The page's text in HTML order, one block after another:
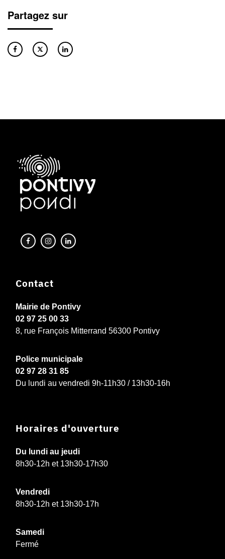
Partagez sur
Contact
Mairie de Pontivy
02 97 25 00 33
8, rue François Mitterrand 56300 Pontivy
Police municipale
02 97 28 31 85
Du lundi au vendredi 9h-11h30 / 13h30-16h
Horaires d'ouverture
Du lundi au jeudi
8h30-12h et 13h30-17h30
Vendredi
8h30-12h et 13h30-17h
Samedi
Fermé